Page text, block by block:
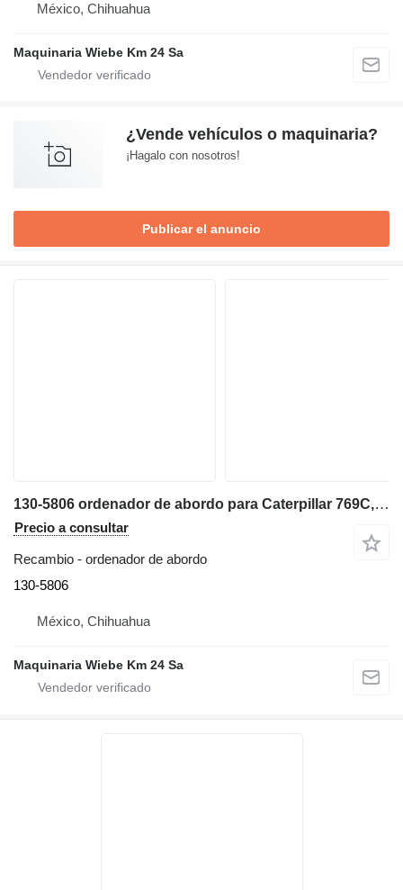
México, Chihuahua
Maquinaria Wiebe Km 24 Sa
¿Vende vehículos o maquinaria?
¡Hagalo con nosotros!
Publicar el anuncio
130-5806 ordenador de abordo para Caterpillar 769C,775B,777D,793C volquete rígido
Precio a consultar
Recambio - ordenador de abordo
130-5806
México, Chihuahua
Maquinaria Wiebe Km 24 Sa